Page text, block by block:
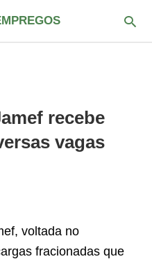
recebe
vagas
voltada no
fracionadas que